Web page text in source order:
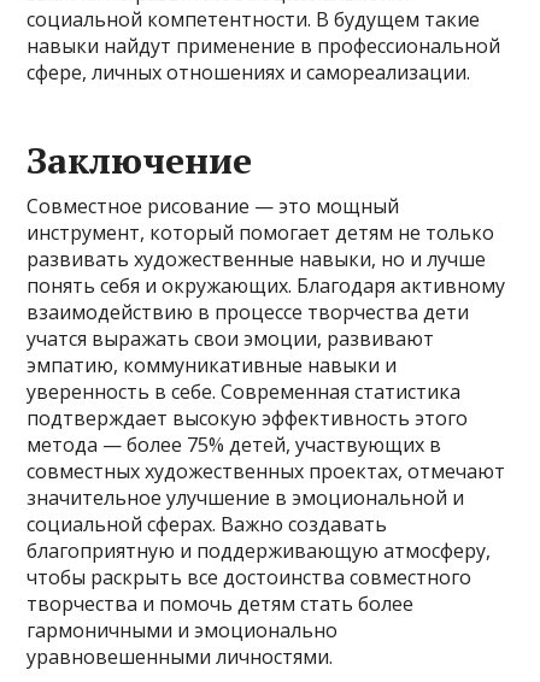
социальной компетентности. В будущем такие
навыки найдут применение в профессиональной
сфере, личных отношениях и самореализации.
Заключение
Совместное рисование — это мощный
инструмент, который помогает детям не только
развивать художественные навыки, но и лучше
понять себя и окружающих. Благодаря активному
взаимодействию в процессе творчества дети
учатся выражать свои эмоции, развивают
эмпатию, коммуникативные навыки и
уверенность в себе. Современная статистика
подтверждает высокую эффективность этого
метода — более 75% детей, участвующих в
совместных художественных проектах, отмечают
значительное улучшение в эмоциональной и
социальной сферах. Важно создавать
благоприятную и поддерживающую атмосферу,
чтобы раскрыть все достоинства совместного
творчества и помочь детям стать более
гармоничными и эмоционально
уравновешенными личностями.